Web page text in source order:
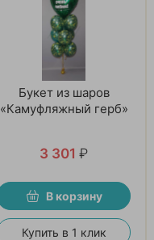
Букет из шаров
«Камуфляжный герб»
3 301 ₽
В корзину
Купить в 1 клик